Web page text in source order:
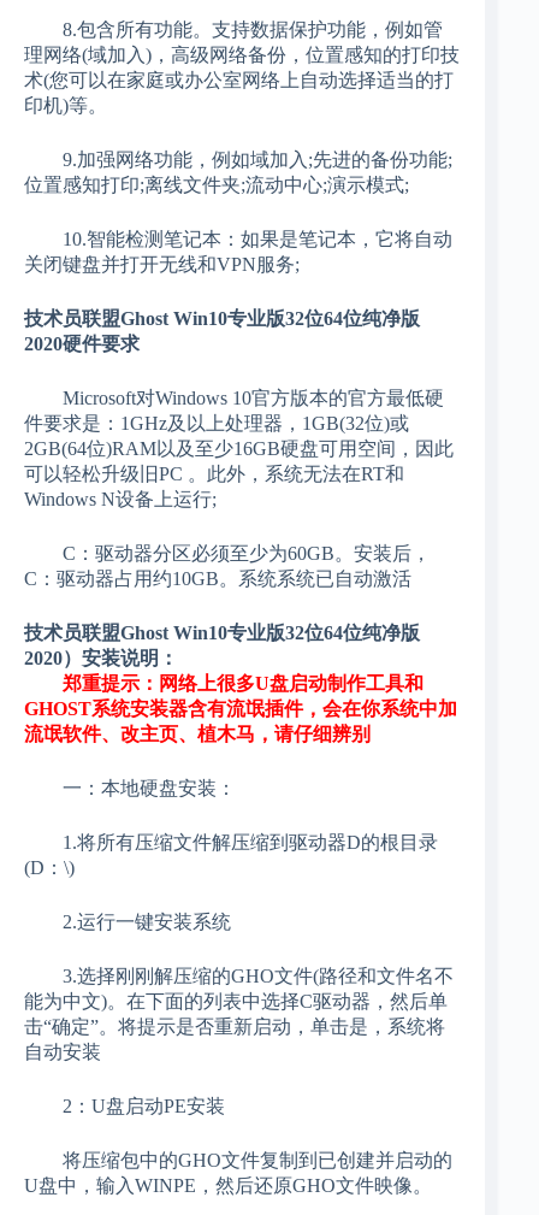
8.包含所有功能。支持数据保护功能，例如管
理网络(域加入)，高级网络备份，位置感知的打印技
术(您可以在家庭或办公室网络上自动选择适当的打
印机)等。
9.加强网络功能，例如域加入;先进的备份功能;
位置感知打印;离线文件夹;流动中心;演示模式;
10.智能检测笔记本：如果是笔记本，它将自动
关闭键盘并打开无线和VPN服务;
技术员联盟Ghost Win10专业版32位64位纯净版
2020硬件要求
Microsoft对Windows 10官方版本的官方最低硬
件要求是：1GHz及以上处理器，1GB(32位)或
2GB(64位)RAM以及至少16GB硬盘可用空间，因此
可以轻松升级旧PC 。此外，系统无法在RT和
Windows N设备上运行;
C：驱动器分区必须至少为60GB。安装后，
C：驱动器占用约10GB。系统系统已自动激活
技术员联盟Ghost Win10专业版32位64位纯净版
2020）安装说明：
郑重提示：网络上很多U盘启动制作工具和
GHOST系统安装器含有流氓插件，会在你系统中加
流氓软件、改主页、植木马，请仔细辨别
一：本地硬盘安装：
1.将所有压缩文件解压缩到驱动器D的根目录
(D：\)
2.运行一键安装系统
3.选择刚刚解压缩的GHO文件(路径和文件名不
能为中文)。在下面的列表中选择C驱动器，然后单
击“确定”。将提示是否重新启动，单击是，系统将
自动安装
2：U盘启动PE安装
将压缩包中的GHO文件复制到已创建并启动的
U盘中，输入WINPE，然后还原GHO文件映像。